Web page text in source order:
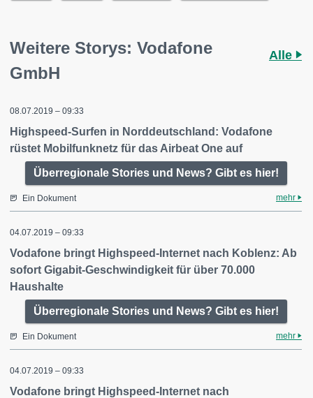
Weitere Storys: Vodafone
GmbH
Alle
08.07.2019 – 09:33
Highspeed-Surfen in Norddeutschland: Vodafone
rüstet Mobilfunknetz für das Airbeat One auf
Überregionale Stories und News? Gibt es hier!
Ein Dokument mehr
04.07.2019 – 09:33
Vodafone bringt Highspeed-Internet nach Koblenz: Ab
sofort Gigabit-Geschwindigkeit für über 70.000
Haushalte
Überregionale Stories und News? Gibt es hier!
Ein Dokument mehr
04.07.2019 – 09:33
Vodafone bringt Highspeed-Internet nach